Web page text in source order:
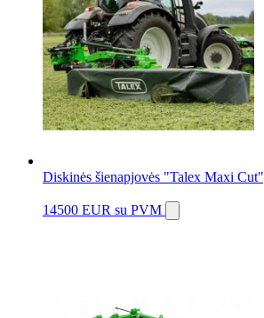
Diskinės šienapjovės "Talex Maxi
14500 EUR su PVM